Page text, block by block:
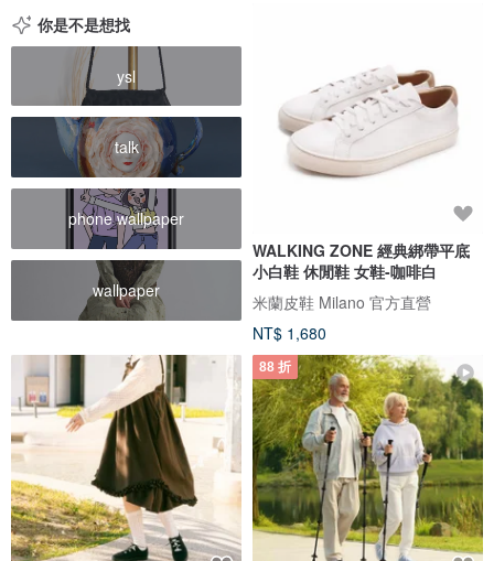
你是不是想找
ysl
talk
phone wallpaper
wallpaper
WALKING ZONE 經典綁帶平底
小白鞋 休閒鞋 女鞋-咖啡白
米蘭皮鞋 Milano 官方直營
NT$ 1,680
88 折